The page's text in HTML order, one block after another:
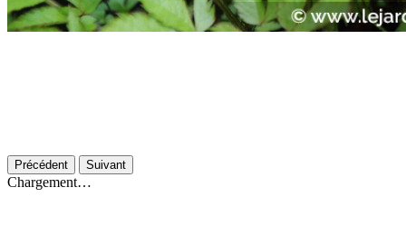
Précédent Suivant
Chargement…